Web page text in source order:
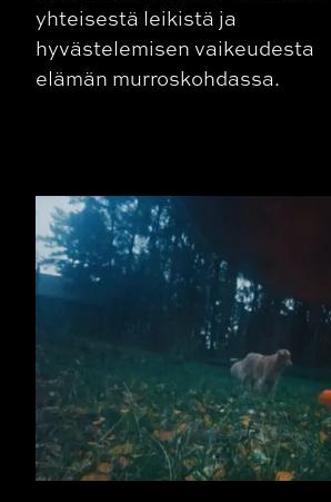
yhteisestä leikistä ja
hyvästelemisen vaikeudesta
elämän murroskohdassa.